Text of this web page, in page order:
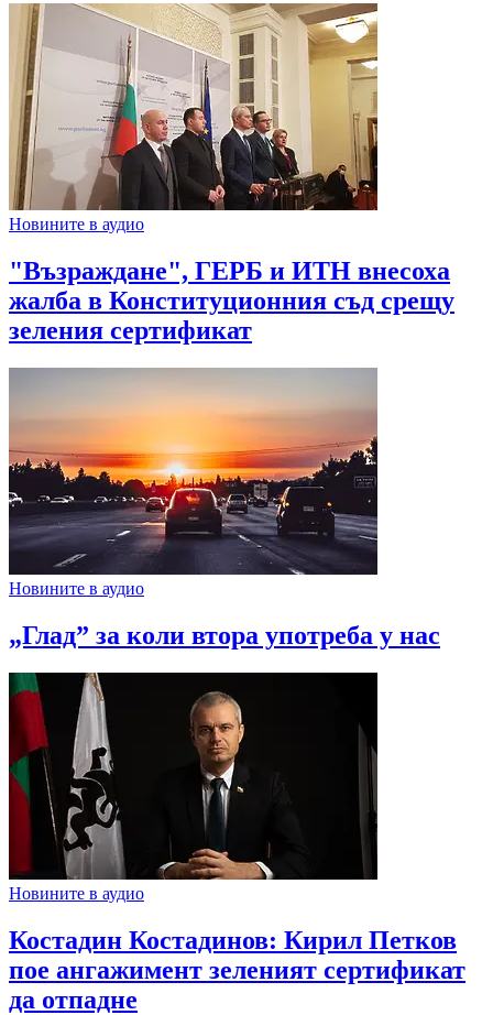
Новините в аудио
"Възраждане", ГЕРБ и ИТН внесоха
жалба в Конституционния съд срещу
зеления сертификат
Новините в аудио
„Глад” за коли втора употреба у нас
Новините в аудио
Костадин Костадинов: Кирил Петков
пое ангажимент зеленият сертификат
да отпадне